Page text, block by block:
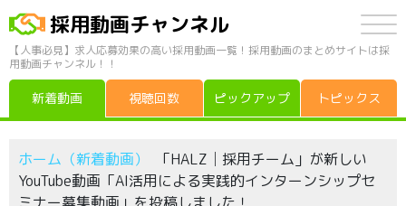
採用動画チャンネル
【人事必見】求人応募効果の高い採用動画一覧！採用動画のまとめサイトは採
用動画チャンネル！！
新着動画 視聴回数 ピックアップ トピックス
ホーム（新着動画）
「HALZ│採用チーム」が新しい
YouTube動画「AI活用による実践的インターンシップセ